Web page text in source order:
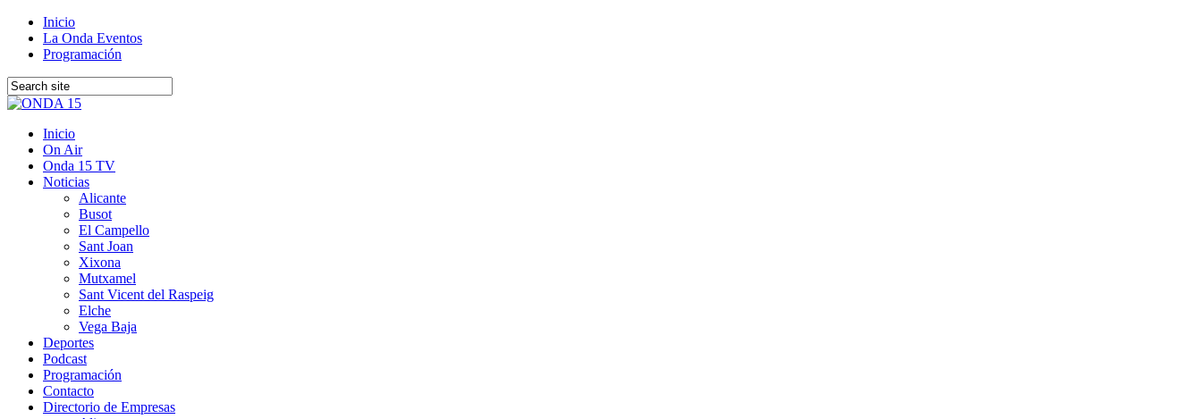
Inicio
La Onda Eventos
Programación
Inicio
On Air
Onda 15 TV
Noticias
Alicante
Busot
El Campello
Sant Joan
Xixona
Mutxamel
Sant Vicent del Raspeig
Elche
Vega Baja
Deportes
Podcast
Programación
Contacto
Directorio de Empresas